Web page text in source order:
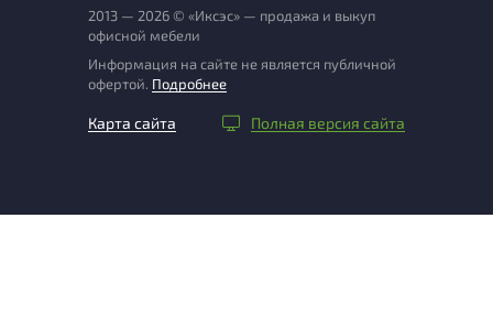
2013 — 2026 © «Иксэс» — продажа и выкуп
офисной мебели
Информация на сайте не является публичной
офертой. Подробнее
Карта сайта Полная версия сайта